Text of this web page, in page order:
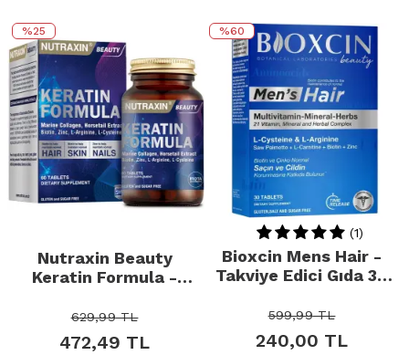
%25
Nutraxin Beauty
Keratin Formula -
Tablet
629,99TL
472,49 TL
%60
(1)
Bioxcin Mens Hair -
Takviye Edici Gıda 30
599,99TL
240,00 TL